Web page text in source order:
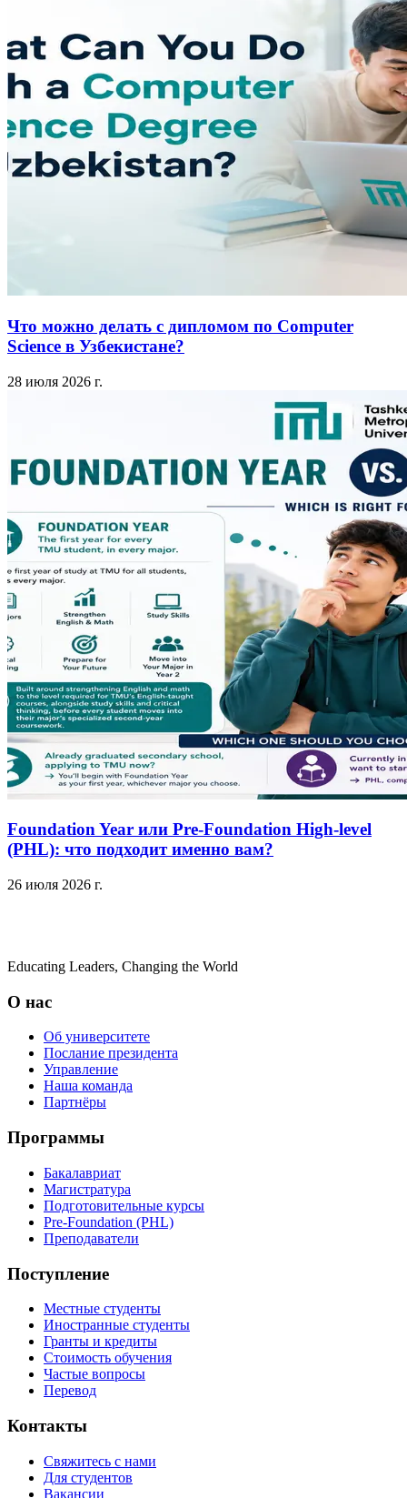
Что можно делать с дипломом по Computer
Science в Узбекистане?
28 июля 2026 г.
Foundation Year или Pre-Foundation High-level
(PHL): что подходит именно вам?
26 июля 2026 г.
Educating Leaders, Changing the World
О нас
Об университете
Послание президента
Управление
Наша команда
Партнёры
Программы
Бакалавриат
Магистратура
Подготовительные курсы
Pre-Foundation (PHL)
Преподаватели
Поступление
Местные студенты
Иностранные студенты
Гранты и кредиты
Стоимость обучения
Частые вопросы
Перевод
Контакты
Свяжитесь с нами
Для студентов
Вакансии